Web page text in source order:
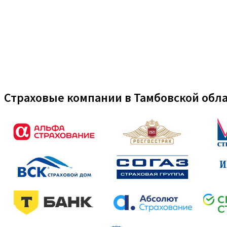
Страховые компании в Тамбовской